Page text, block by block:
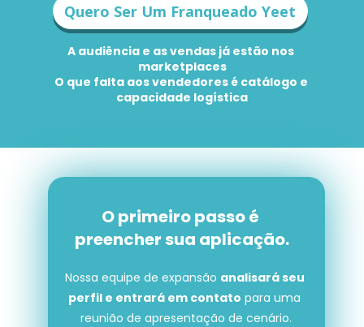
A audiência e as vendas já estão nos
marketplaces
O que falta aos vendedores é catálogo e
capacidade logística
Quero Ser Um Franqueado Yeet
O primeiro passo é
preencher sua aplicação.
Nossa equipe de expansão analisará seu
perfil e entrará em contato para uma
reunião de apresentação de cenário.